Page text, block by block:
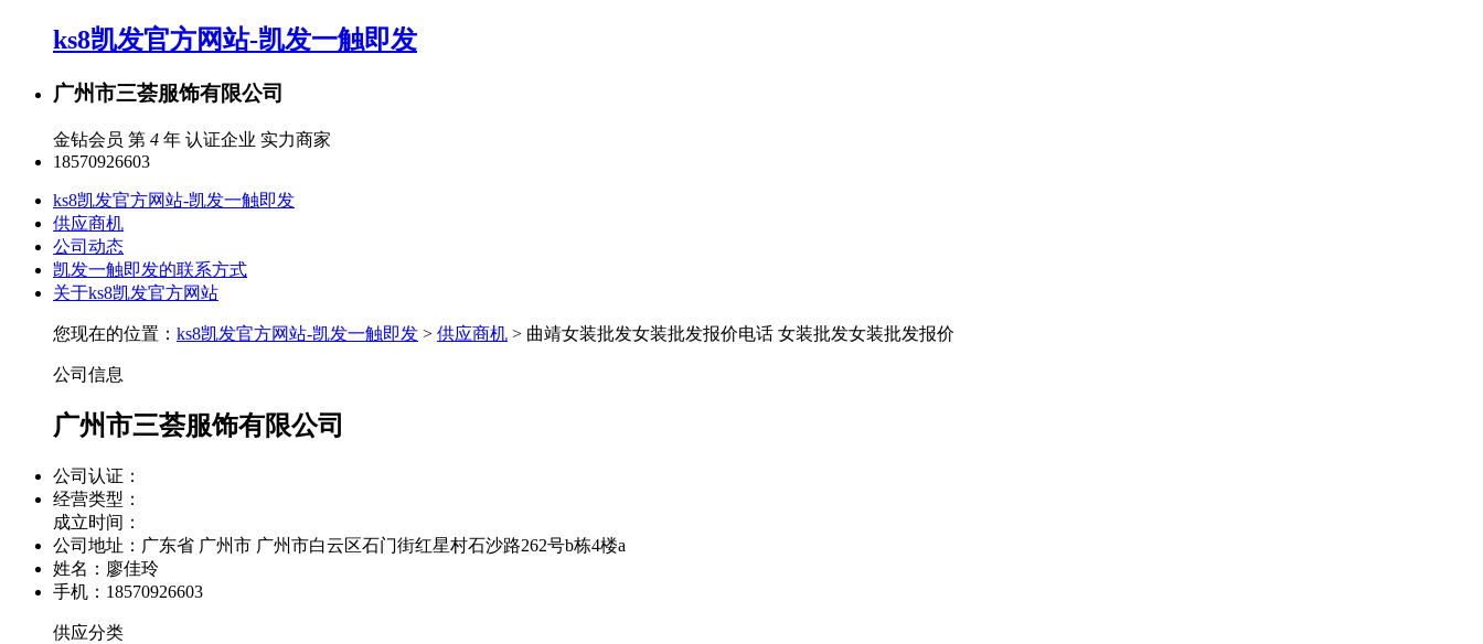
ks8凯发官方网站-凯发一触即发
广州市三荟服饰有限公司
金钻会员 第 4 年 认证企业 实力商家
18570926603
ks8凯发官方网站-凯发一触即发
供应商机
公司动态
凯发一触即发的联系方式
关于ks8凯发官方网站
您现在的位置： ks8凯发官方网站-凯发一触即发 > 供应商机 > 曲靖女装批发女装批发报价电话 女装批发女装批发报价
公司信息
广州市三荟服饰有限公司
公司认证：
经营类型：
成立时间：
公司地址： 广东省 广州市 广州市白云区石门街红星村石沙路262号b栋4楼a
姓名：廖佳玲
手机：18570926603
供应分类